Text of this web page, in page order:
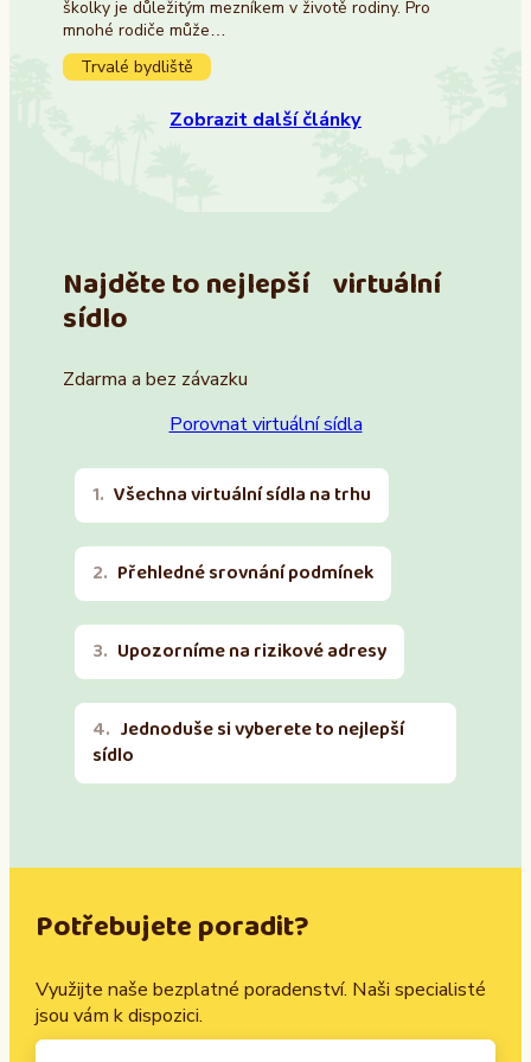
školky je důležitým mezníkem v životě rodiny. Pro
mnohé rodiče může…
Trvalé bydliště
Zobrazit další články
Najděte to nejlepší virtuální
sídlo
Zdarma a bez závazku
Porovnat virtuální sídla
Všechna virtuální sídla na trhu
Přehledné srovnání podmínek
Upozorníme na rizikové adresy
Jednoduše si vyberete to nejlepší
sídlo
Potřebujete poradit?
Využijte naše bezplatné poradenství. Naši specialisté
jsou vám k dispozici.